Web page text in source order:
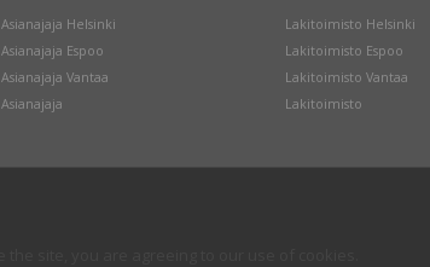
Asianajaja Helsinki
Asianajaja Espoo
Asianajaja Vantaa
Asianajaja
Lakitoimisto Helsinki
Lakitoimisto Espoo
Lakitoimisto Vantaa
Lakitoimisto